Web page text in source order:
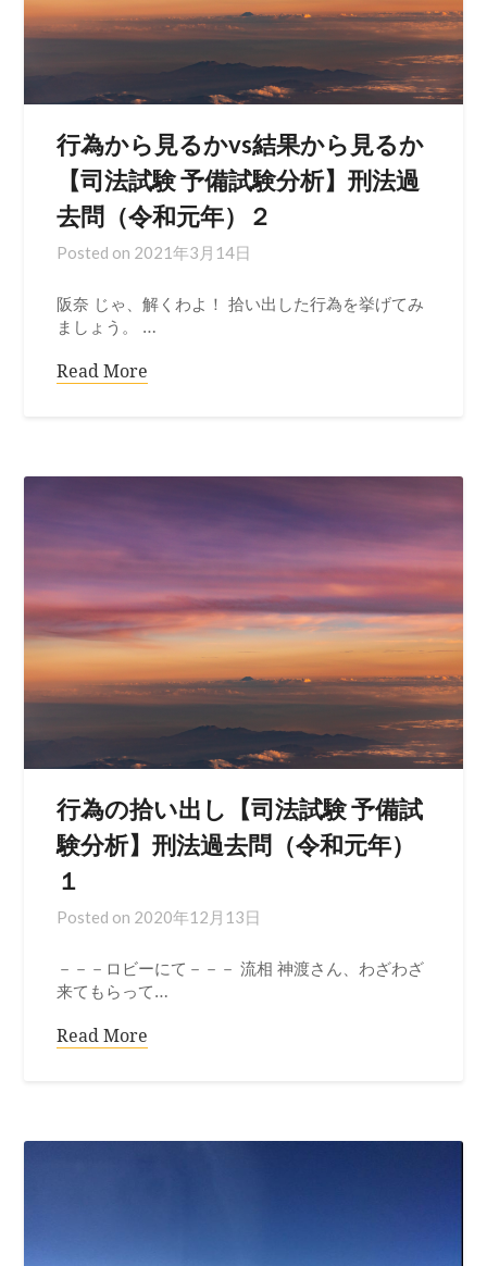
行為から見るかvs結果から見るか
【司法試験 予備試験分析】刑法過
去問（令和元年）２
Posted on 2021年3月14日
阪奈 じゃ、解くわよ！ 拾い出した行為を挙げてみ
ましょう。 …
Read More
行為の拾い出し【司法試験 予備試
験分析】刑法過去問（令和元年）
１
Posted on 2020年12月13日
－－－ロビーにて－－－ 流相 神渡さん、わざわざ
来てもらって…
Read More